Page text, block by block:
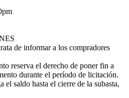
de informar a los compradores
reserva el derecho de poner fin a
durante el período de licitación.
saldo hasta el cierre de la subasta,